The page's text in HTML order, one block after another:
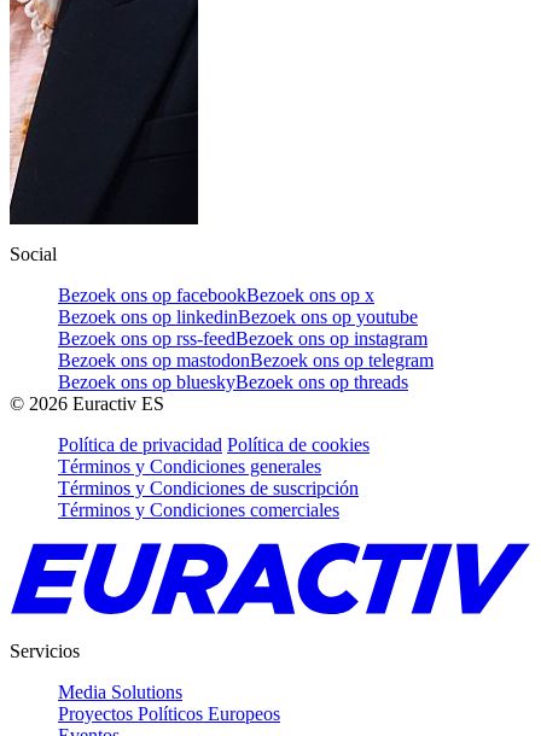
Social
Bezoek ons op facebookBezoek ons op x
Bezoek ons op linkedinBezoek ons op youtube
Bezoek ons op rss-feedBezoek ons op instagram
Bezoek ons op mastodonBezoek ons op telegram
Bezoek ons op blueskyBezoek ons op threads
© 2026 Euractiv ES
Política de privacidad Política de cookies
Términos y Condiciones generales
Términos y Condiciones de suscripción
Términos y Condiciones comerciales
Servicios
Media Solutions
Proyectos Políticos Europeos